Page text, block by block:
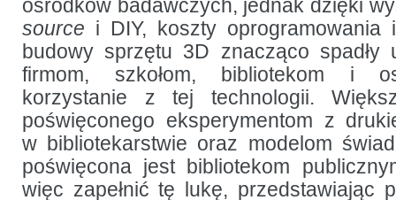
ośrodków badawczych, jednak dzięki
source i DIY, koszty oprogramowania
budowy sprzętu 3D znacząco spadły
firmom, szkołom, bibliotekom i
korzystanie z tej technologii.
poświęconego eksperymentom z
w bibliotekarstwie oraz modelom
poświęcona jest bibliotekom
więc zapełnić tę lukę, przedstawiając